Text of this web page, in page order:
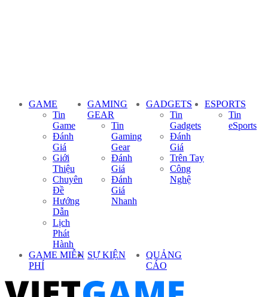
GAME
Tin
Game
Đánh
Giá
Giới
Thiệu
Chuyên
Đề
Hướng
Dẫn
Lịch
Phát
Hành
GAMING
GEAR
Tin
Gaming
Gear
Đánh
Giá
Đánh
Giá
Nhanh
GADGETS
Tin
Gadgets
Đánh
Giá
Trên Tay
Công
Nghệ
ESPORTS
Tin
eSports
GAME MIỄN
PHÍ
SỰ KIỆN
QUẢNG
CÁO